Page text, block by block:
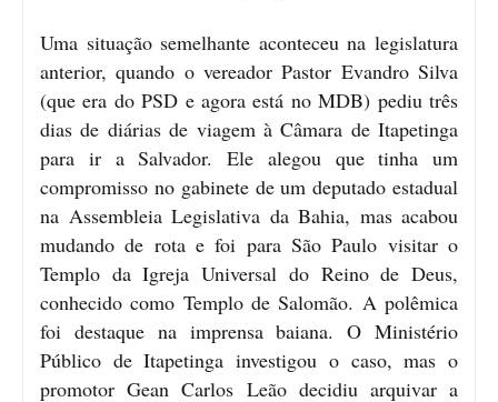
Uma situação semelhante aconteceu na legislatura
anterior, quando o vereador Pastor Evandro Silva
(que era do PSD e agora está no MDB) pediu três
dias de diárias de viagem à Câmara de Itapetinga
para ir a Salvador. Ele alegou que tinha um
compromisso no gabinete de um deputado estadual
na Assembleia Legislativa da Bahia, mas acabou
mudando de rota e foi para São Paulo visitar o
Templo da Igreja Universal do Reino de Deus,
conhecido como Templo de Salomão. A polêmica
foi destaque na imprensa baiana. O Ministério
Público de Itapetinga investigou o caso, mas o
promotor Gean Carlos Leão decidiu arquivar a